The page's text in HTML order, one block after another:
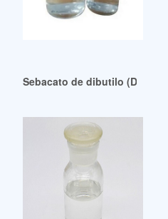
de sebacato de diisooctilo
Sebacato de dibutilo (DBS)